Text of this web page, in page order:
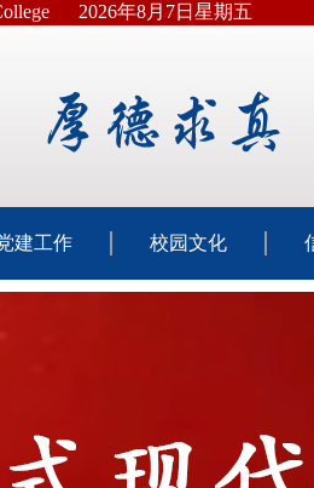
2026年8月7日星期五
建工作 校园文化